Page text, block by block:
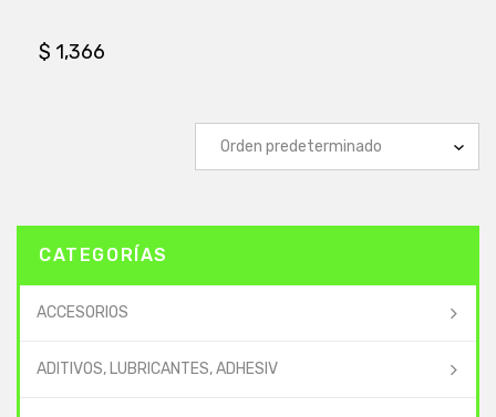
$ 1,366
CATEGORÍAS
ACCESORIOS
ADITIVOS, LUBRICANTES, ADHESIV